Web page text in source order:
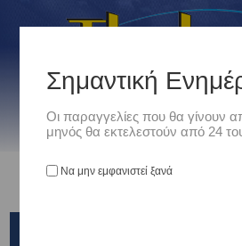
Σημαντική
Οι παραγγελίες που θα γίνουν
μηνός θα εκτελεστούν από 24
Να μην εμφανιστεί ξανά